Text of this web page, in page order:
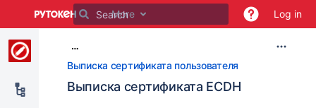
content
assistive.skiplink.to.breadcrumbs
assistive.skiplink.to.action.menu
More Log in
…
Выписка сертификата пользователя
Выписка сертификата ECDH